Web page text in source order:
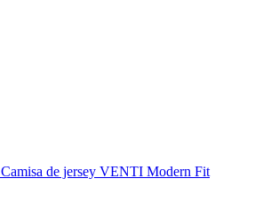
Camisa de jersey VENTI Modern Fit